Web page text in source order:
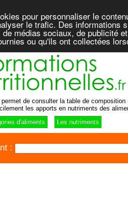
pour personnaliser le
le trafic. Des informations
médias sociaux, de publicité
ou qu'ils ont collectées
permet de consulter la table de
les apports en nutriments des
d'aliments Les nutriments
: